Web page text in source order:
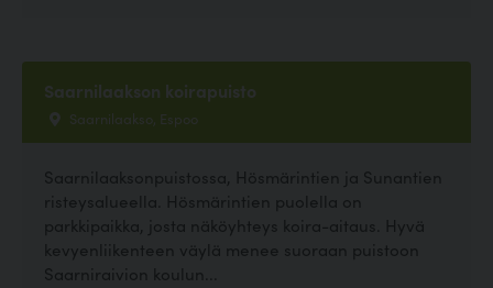
Saarnilaakson koirapuisto
Saarnilaakso, Espoo
Saarnilaaksonpuistossa, Hösmärintien ja Sunantien
risteysalueella. Hösmärintien puolella on
parkkipaikka, josta näköyhteys koira-aitaus. Hyvä
kevyenliikenteen väylä menee suoraan puistoon
Saarniraivion koulun...